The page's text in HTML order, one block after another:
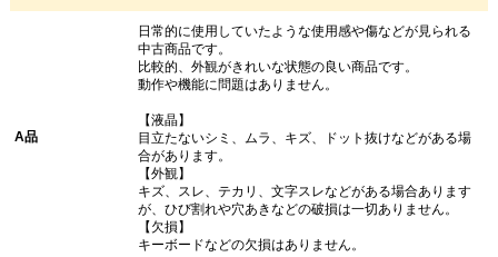
A品
日常的に使用していたような使用感や傷などが見られる
中古商品です。
比較的、外観がきれいな状態の良い商品です。
動作や機能に問題はありません。
【液晶】
目立たないシミ、ムラ、キズ、ドット抜けなどがある場
合があります。
【外観】
キズ、スレ、テカリ、文字スレなどがある場合あります
が、ひび割れや穴あきなどの破損は一切ありません。
【欠損】
キーボードなどの欠損はありません。